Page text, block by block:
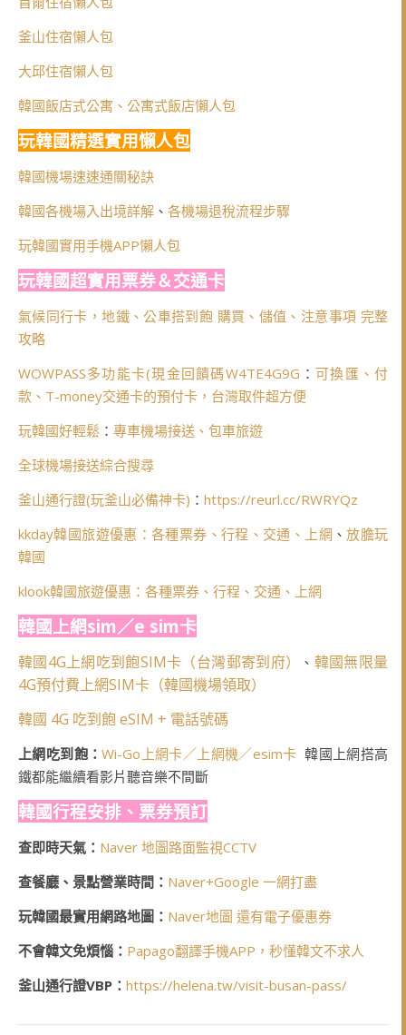
釜山住宿懶人包
大邱住宿懶人包
韓國飯店式公寓、公寓式飯店懶人包
玩韓國精選實用懶人包
韓國機場速速通關秘訣
韓國各機場入出境詳解 、 各機場退稅流程步驟
玩韓國實用手機APP懶人包
玩韓國超實用票券＆交通卡
氣候同行卡，地鐵、公車搭到飽 購買、儲值、注意事項 完整
攻略
WOWPASS多功能卡(現金回饋碼W4TE4G9G ：可換匯、付
款、T-money交通卡的預付卡，台灣取件超方便
玩韓國好輕鬆 ： 專車機場接送、包車旅遊
全球機場接送綜合搜尋
釜山通行證(玩釜山必備神卡) ： https://reurl.cc/RWRYQz
kkday韓國旅遊優惠：各種票券、行程、交通、上網 、放膽玩
韓國
klook韓國旅遊優惠：各種票券、行程、交通、上網
韓國上網sim／e sim卡
韓國4G上網吃到飽SIM卡（台灣郵寄到府） 、 韓國無限量
4G預付費上網SIM卡（韓國機場領取）
韓國 4G 吃到飽 eSIM + 電話號碼
上網吃到飽：Wi-Go上網卡／上網機／esim卡 韓國上網搭高
鐵都能繼續看影片聽音樂不間斷
韓國行程安排、票券預訂
查即時天氣： Naver 地圖路面監視CCTV
查餐廳、景點營業時間： Naver+Google 一網打盡
玩韓國最實用網路地圖： Naver地圖 還有電子優惠券
不會韓文免煩惱： Papago翻譯手機APP，秒懂韓文不求人
釜山通行證VBP： https://helena.tw/visit-busan-pass/